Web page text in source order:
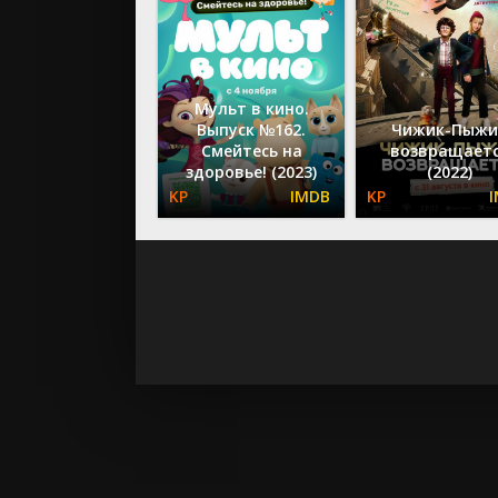
Мульт в кино.
Выпуск №162.
Смейтесь на
здоровье! (2023)
Чижик-
(2022)